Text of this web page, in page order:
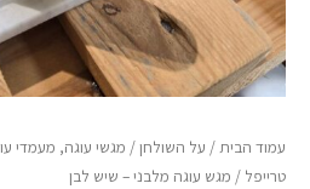
עמוד הבית/ על השולחן/ מגשי עוגה, מעמדי
טרייפל / מגש עוגה מלבני – שיש לבן